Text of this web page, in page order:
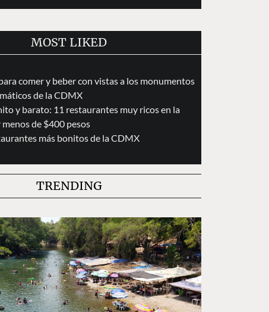
MOST LIKED
comer y beber con vistas a los monumentos
de la CDMX
y barato: 11 restaurantes muy ricos en la
de $400 pesos
más bonitos de la CDMX
TRENDING